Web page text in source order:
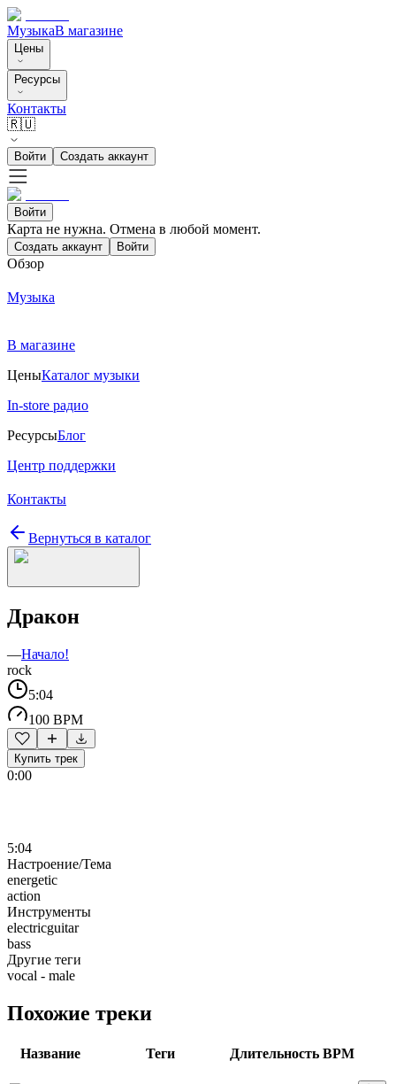
МузыкаВ магазине
Цены
Ресурсы
Контакты
🇷🇺
Войти Создать аккаунт
Войти
Карта не нужна. Отмена в любой момент.
Создать аккаунт Войти
Обзор
Музыка
В магазине
ЦеныКаталог музыки
In-store радио
РесурсыБлог
Центр поддержки
Контакты
Вернуться в каталог
Дракон
—Начало!
rock
5:04
100 BPM
Купить трек
0:00
5:04
Настроение/Тема
energetic
action
Инструменты
electricguitar
bass
Другие теги
vocal - male
Похожие треки
Название Теги Длительность BPM